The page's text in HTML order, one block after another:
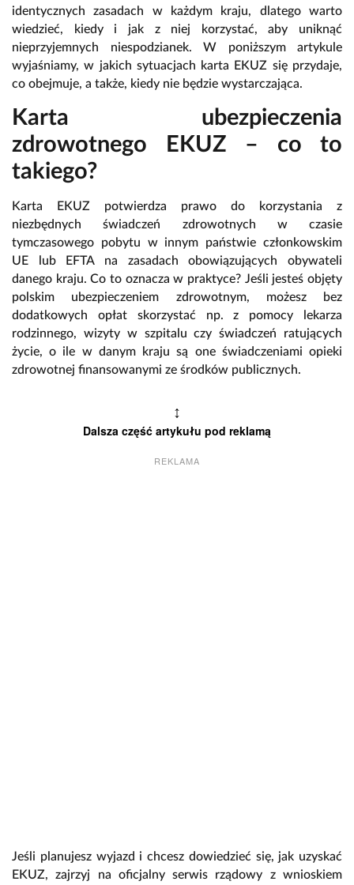
identycznych zasadach w każdym kraju, dlatego warto
wiedzieć, kiedy i jak z niej korzystać, aby uniknąć
nieprzyjemnych niespodzianek. W poniższym artykule
wyjaśniamy, w jakich sytuacjach karta EKUZ się przydaje,
co obejmuje, a także, kiedy nie będzie wystarczająca.
Karta ubezpieczenia
zdrowotnego EKUZ – co to
takiego?
Karta EKUZ potwierdza prawo do korzystania z
niezbędnych świadczeń zdrowotnych w czasie
tymczasowego pobytu w innym państwie członkowskim
UE lub EFTA na zasadach obowiązujących obywateli
danego kraju. Co to oznacza w praktyce? Jeśli jesteś objęty
polskim ubezpieczeniem zdrowotnym, możesz bez
dodatkowych opłat skorzystać np. z pomocy lekarza
rodzinnego, wizyty w szpitalu czy świadczeń ratujących
życie, o ile w danym kraju są one świadczeniami opieki
zdrowotnej finansowanymi ze środków publicznych.
↕
Dalsza część artykułu pod reklamą
REKLAMA
Jeśli planujesz wyjazd i chcesz dowiedzieć się, jak uzyskać
EKUZ, zajrzyj na oficjalny serwis rządowy z wnioskiem